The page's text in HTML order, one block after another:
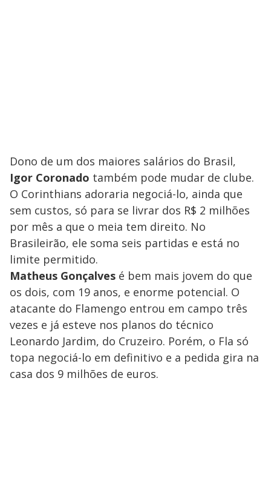
Dono de um dos maiores salários do Brasil,
Igor Coronado também pode mudar de clube.
O Corinthians adoraria negociá-lo, ainda que
sem custos, só para se livrar dos R$ 2 milhões
por mês a que o meia tem direito. No
Brasileirão, ele soma seis partidas e está no
limite permitido.
Matheus Gonçalves é bem mais jovem do que
os dois, com 19 anos, e enorme potencial. O
atacante do Flamengo entrou em campo três
vezes e já esteve nos planos do técnico
Leonardo Jardim, do Cruzeiro. Porém, o Fla só
topa negociá-lo em definitivo e a pedida gira na
casa dos 9 milhões de euros.